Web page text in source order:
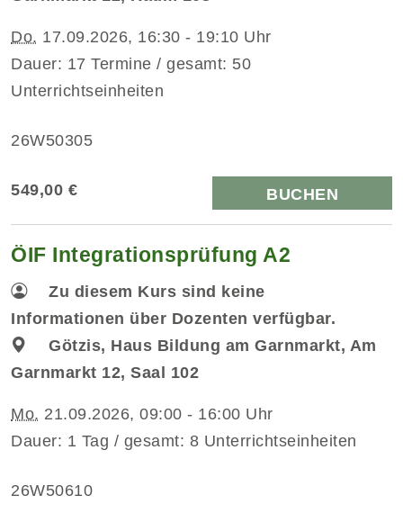
Do. 17.09.2026, 16:30 - 19:10 Uhr
Dauer: 17 Termine / gesamt: 50
Unterrichtseinheiten
26W50305
549,00 € BUCHEN
ÖIF Integrationsprüfung A2
Zu diesem Kurs sind keine
Informationen über Dozenten verfügbar.
Götzis, Haus Bildung am Garnmarkt, Am
Garnmarkt 12, Saal 102
Mo. 21.09.2026, 09:00 - 16:00 Uhr
Dauer: 1 Tag / gesamt: 8 Unterrichtseinheiten
26W50610